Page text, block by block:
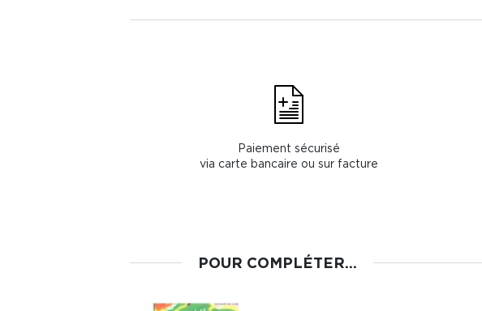
Paiement sécurisé
via carte bancaire ou sur facture
POUR COMPLÉTER...